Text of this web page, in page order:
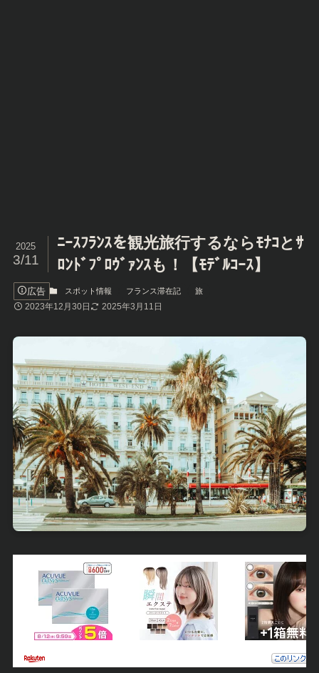
ﾆｰｽﾌﾗﾝｽを観光旅行するならﾓﾅｺとｻ
ﾛﾝﾄﾞﾌﾟﾛｳﾞｧﾝｽも！【ﾓﾃﾞﾙｺｰｽ】
2025
3/11
広告 スポット情報 フランス滞在記 旅
2023年12月30日 2025年3月11日